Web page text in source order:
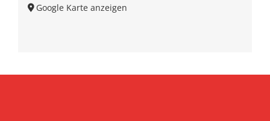
Google Karte anzeigen